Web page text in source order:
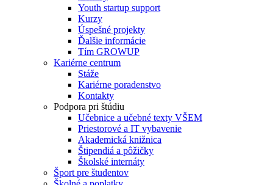
Youth startup support
Kurzy
Úspešné projekty
Ďalšie informácie
Tím GROWUP
Kariérne centrum
Stáže
Kariérne poradenstvo
Kontakty
Podpora pri štúdiu
Učebnice a učebné texty VŠEM
Priestorové a IT vybavenie
Akademická knižnica
Štipendiá a pôžičky
Školské internáty
Šport pre študentov